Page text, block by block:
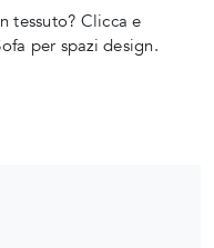
tessuto? Clicca e
per spazi design.